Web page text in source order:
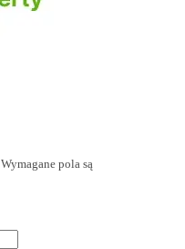
Wymagane pola są